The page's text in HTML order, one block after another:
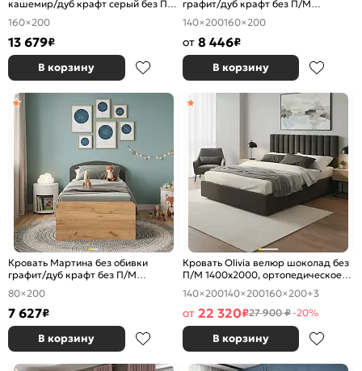
кашемир/дуб крафт серый без П/
М 1600x2000, изголовье жесткое
160×200
13 679₽
В корзину
графит/дуб крафт без П/М
1400x2000, изголовье жесткое
140×200160×200
от 8 446₽
В корзину
Кровать Мартина без обивки
графит/дуб крафт без П/М
800x2000, изголовье жесткое
80×200
7 627₽
В корзину
Кровать Olivia велюр шоколад без
П/М 1400x2000, ортопедическое
основание, изголовье мягкое
140×200140×200160×200+3
от 22 320₽27 900 ₽-20%
В корзину